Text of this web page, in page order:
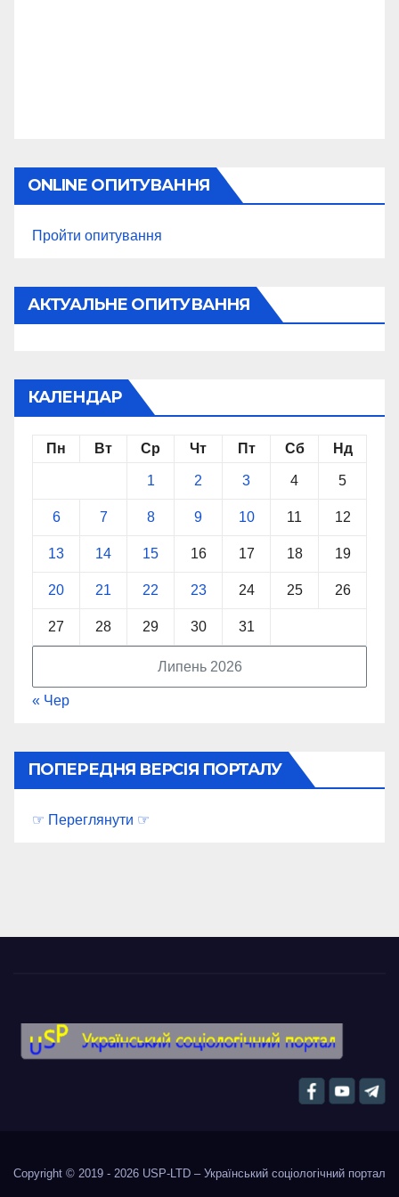
ONLINE ОПИТУВАННЯ
Пройти опитування
АКТУАЛЬНЕ ОПИТУВАННЯ
КАЛЕНДАР
Липень 2026
Пн Вт Ср Чт Пт Сб Нд
1 2 3 4 5
6 7 8 9 10 11 12
13 14 15 16 17 18 19
20 21 22 23 24 25 26
27 28 29 30 31
« Чер
ПОПЕРЕДНЯ ВЕРСІЯ ПОРТАЛУ
☞ Переглянути ☞
Copyright © 2019 - 2026 USP-LTD – Український соціологічний портал